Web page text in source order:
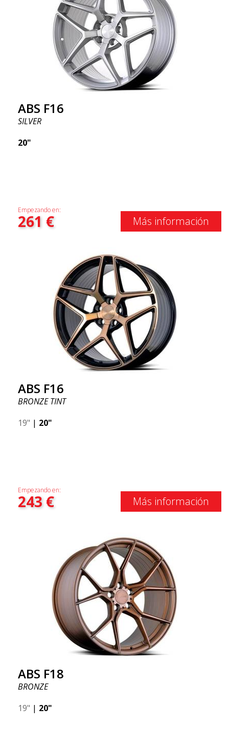
ABS F16
SILVER
20"
Empezando en:
261 € Más información
ABS F16
BRONZE TINT
19" | 20"
Empezando en:
243€ Más información
ABS F18
BRONZE
19" | 20"